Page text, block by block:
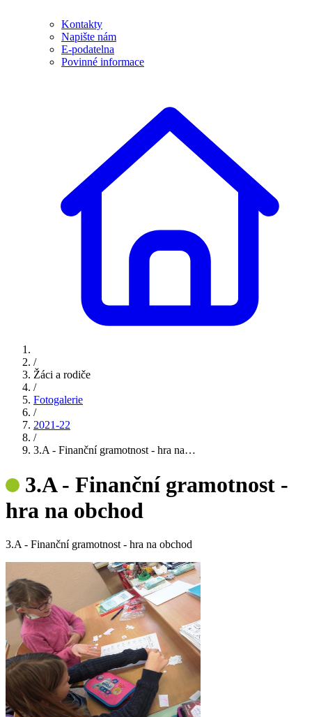
Kontakty
Napište nám
E-podatelna
Povinné informace
/
Žáci a rodiče
/
Fotogalerie
/
2021-22
/
3.A - Finanční gramotnost - hra na…
3.A - Finanční gramotnost -
hra na obchod
3.A - Finanční gramotnost - hra na obchod